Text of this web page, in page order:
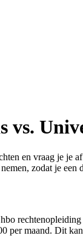
vs.
en vraag je
zodat je
per maand. Dit